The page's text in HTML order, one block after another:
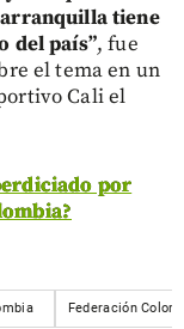
tiene
del país”, fue
el tema en un
Cali el
por
Federación